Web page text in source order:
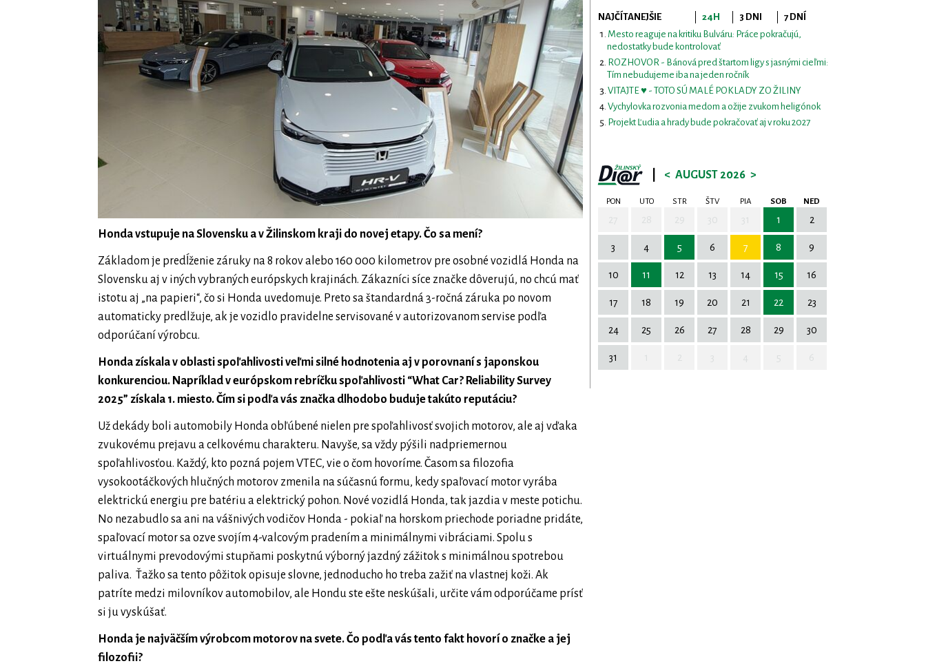
Honda vstupuje na Slovensku a v Žilinskom kraji do novej etapy. Čo sa mení?
Základom je predĺženie záruky na 8 rokov alebo 160 000 kilometrov pre osobné vozidlá Honda na
Slovensku aj v iných vybraných európskych krajinách. Zákazníci síce značke dôverujú, no chcú mať
istotu aj „na papieri“, čo si Honda uvedomuje. Preto sa štandardná 3-ročná záruka po novom
automaticky predlžuje, ak je vozidlo pravidelne servisované v autorizovanom servise podľa
odporúčaní výrobcu.
Honda získala v oblasti spoľahlivosti veľmi silné hodnotenia aj v porovnaní s japonskou
konkurenciou. Napríklad v európskom rebríčku spoľahlivosti “What Car? Reliability Survey
2025” získala 1. miesto. Čím si podľa vás značka dlhodobo buduje takúto reputáciu?
Už dekády boli automobily Honda obľúbené nielen pre spoľahlivosť svojich motorov, ale aj vďaka
zvukovému prejavu a celkovému charakteru. Navyše, sa vždy pýšili nadpriemernou
spoľahlivosťou. Každý, kto pozná pojem VTEC, vie o čom hovoríme. Časom sa filozofia
vysokootáčkových hlučných motorov zmenila na súčasnú formu, kedy spaľovací motor vyrába
elektrickú energiu pre batériu a elektrický pohon. Nové vozidlá Honda, tak jazdia v meste potichu.
No nezabudlo sa ani na vášnivých vodičov Honda - pokiaľ na horskom priechode poriadne pridáte,
spaľovací motor sa ozve svojím 4-valcovým pradením a minimálnymi vibráciami. Spolu s
virtuálnymi prevodovými stupňami poskytnú výborný jazdný zážitok s minimálnou spotrebou
paliva. Ťažko sa tento pôžitok opisuje slovne, jednoducho ho treba zažiť na vlastnej koži. Ak
patríte medzi milovníkov automobilov, ale Hondu ste ešte neskúšali, určite vám odporúčame prísť
si ju vyskúšať.
Honda je najväčším výrobcom motorov na svete. Čo podľa vás tento fakt hovorí o značke a jej
filozofii?
NAJČÍTANEJŠIE 24H 3 DNI
7 DNÍ
Mesto reaguje na kritiku Bulváru: Práce pokračujú,
nedostatky bude kontrolovať
ROZHOVOR - Bánová pred štartom ligy s jasnými cieľmi:
Tím nebudujeme iba na jeden ročník
VITAJTE ♥ - TOTO SÚ MALÉ POKLADY ZO ŽILINY
Vychylovka rozvonia medom a ožije zvukom heligónok
Projekt Ľudia a hrady bude pokračovať aj v roku 2027
< AUGUST 2026 >
PON UTO STR ŠTV PIA SOB NED
1 2
3 4 5 6 7 8 9
10 11 12 13 14 15 16
17 18 19 20 21 22 23
24 25 26 27 28 29 30
31